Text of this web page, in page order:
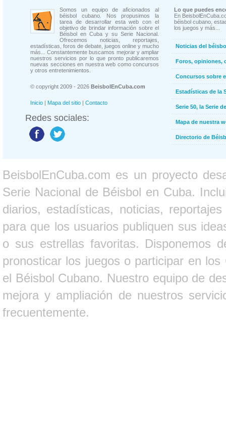
Somos un equipo de aficionados al
béisbol cubano. Nos propusimos la
tarea de desarrollar esta web con el
objetivo de brindar información sobre el
Béisbol en Cuba y su Serie Nacional.
Ofrecemos noticias, reportajes,
estadísticas, foros de debate, juegos online y mucho
más... Constantemente buscamos mejorar y ampliar
nuestros servicios por lo que pronto publicaremos
nuevas secciones en nuestra web como concursos
y otros entretenimientos.
© copyright 2009 - 2026 BeisbolEnCuba.com
Inicio | Mapa del sitio | Contacto
Redes sociales:
Lo que puedes
En
béisbol cubano,
los juegos y más...
Noticias del
Foros, opiniones,
Concursos sobre
Estadísticas de la
Serie 50, la Serie
Mapa de nuestra
Directorio de
BeisbolEnCuba.com es un proyecto
Serie Nacional de Béisbol en Cuba.
diarios, estadísticas, noticias,
para que los usuarios publiquen sus
o sus estrellas favoritas. Disponemos
pronosticar los juegos o participar en
el Béisbol Cubano. Nuestro equipo de
mejora y ampliación de nuestros
frecuentemente.